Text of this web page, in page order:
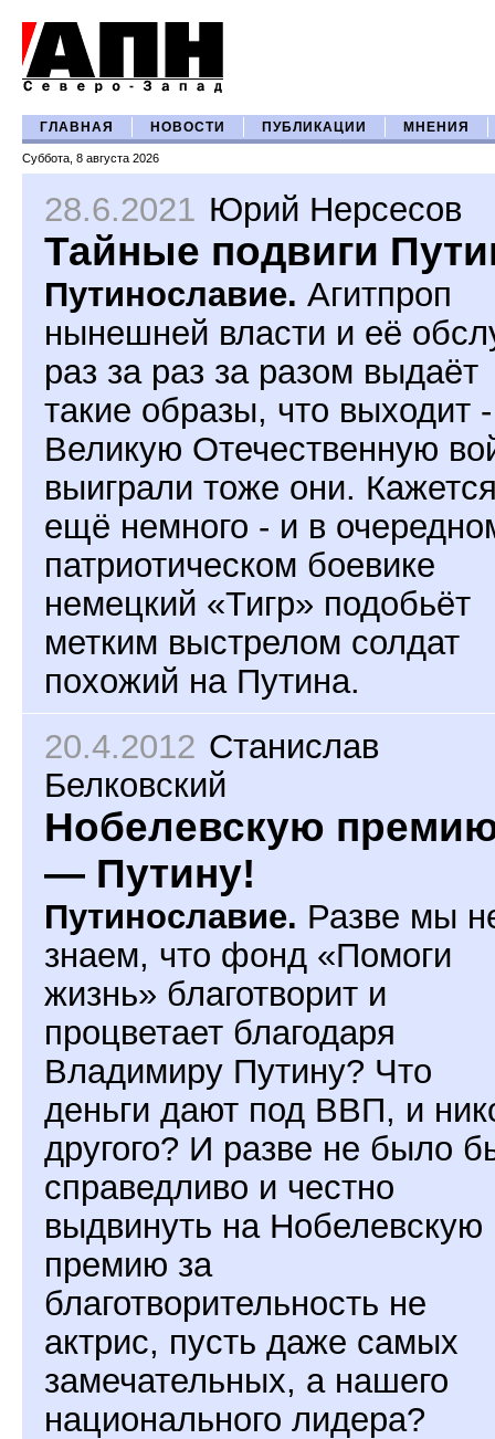
ГЛАВНАЯ НОВОСТИ ПУБЛИКАЦИИ МНЕНИЯ
Суббота, 8 августа 2026
28.6.2021 Юрий Нерсесов
Тайные подвиги
Путинославие. Агитпроп
нынешней власти и её
раз за раз за разом выдаёт
такие образы, что выходит
Великую Отечественную
выиграли тоже они.
ещё немного - и в
патриотическом боевике
немецкий «Тигр» подобьёт
метким выстрелом солдат
похожий на Путина.
20.4.2012 Станислав
Белковский
Нобелевскую
— Путину!
Путинославие. Разве мы
знаем, что фонд «Помоги
жизнь» благотворит и
процветает благодаря
Владимиру Путину? Что
деньги дают под ВВП, и
другого? И разве не было
справедливо и честно
выдвинуть на Нобелевскую
премию за
благотворительность не
актрис, пусть даже самых
замечательных, а нашего
национального лидера?